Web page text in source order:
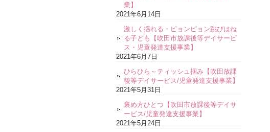
業】
2021年6月14日
激しく揺れる・ピョンピョン跳びはね
る子ども【吹田市放課後等デイサービ
ス・児童発達支援事業】
2021年6月7日
ひらひら～ティッシュ掴み【吹田放課
後等デイサービス/児童発達支援事業】
2021年5月31日
褒め方ひとつ【吹田市放課後等デイサ
ービス/児童発達支援事業】
2021年5月24日